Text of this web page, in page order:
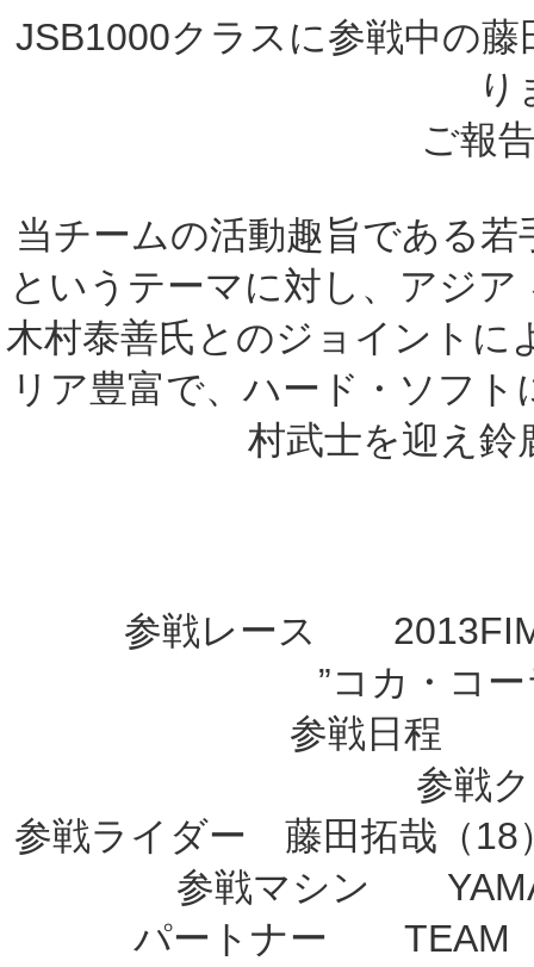
JSB1000クラスに参戦中の
り
ご報
当チームの活動趣旨である
というテーマに対し、アジ
木村泰善氏とのジョイントに
リア豊富で、ハード・ソフ
村武士を迎え鈴
参戦レース 2013FIM
”コカ・コーラゼロ
参戦日程
参戦
参戦ライダー 藤田拓哉（18
参戦マシン
パートナー TEAM